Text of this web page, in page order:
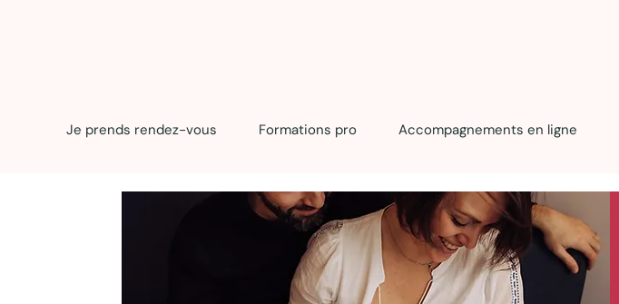
Je prends rendez-vous Formations pro Accompagnements en ligne